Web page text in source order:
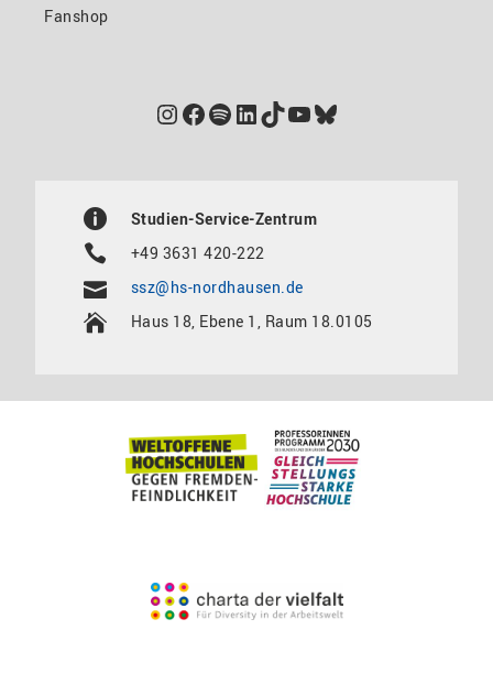
Fanshop
Instagram
Facebook
Spotify
LinkedIn
TikTok
YouTube
Bluesky
Studien-Service-Zentrum
+49 3631 420-222
ssz@hs-nordhausen.de
Haus 18, Ebene 1, Raum 18.0105